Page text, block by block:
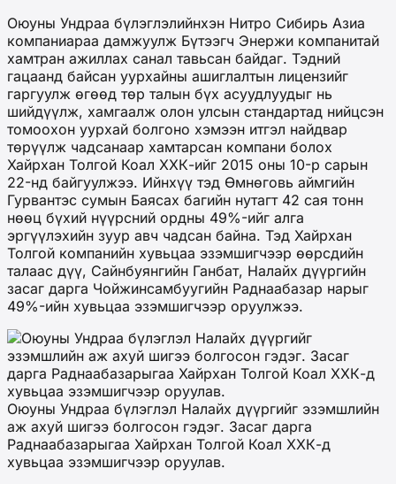
Оюуны Ундраа бүлэглэлийнхэн Нитро Сибирь Азиа
компаниараа дамжуулж Бүтээгч Энержи компанитай
хамтран ажиллах санал тавьсан байдаг. Тэдний
гацаанд байсан уурхайны ашиглалтын лицензийг
гаргуулж өгөөд төр талын бүх асуудлуудыг нь
шийдүүлж, хамгаалж олон улсын стандартад нийцсэн
томоохон уурхай болгоно хэмээн итгэл найдвар
төрүүлж чадсанаар хамтарсан компани болох
Хайрхан Толгой Коал ХХК-ийг 2015 оны 10-р сарын
22-нд байгуулжээ. Ийнхүү тэд Өмнөговь аймгийн
Гурвантэс сумын Баясах багийн нутагт 42 сая тонн
нөөц бүхий нүүрсний ордны 49%-ийг алга
эргүүлэхийн зуур авч чадсан байна. Тэд Хайрхан
Толгой компанийн хувьцаа эзэмшигчээр өөрсдийн
талаас дүү, Сайнбуянгийн Ганбат, Налайх дүүргийн
засаг дарга Чойжинсамбуугийн Раднаабазар нарыг
49%-ийн хувьцаа эзэмшигчээр оруулжээ.
Оюуны Ундраа бүлэглэл Налайх дүүргийг эзэмшлийн
аж ахуй шигээ болгосон гэдэг. Засаг дарга
Раднаабазарыгаа Хайрхан Толгой Коал ХХК-д
хувьцаа эзэмшигчээр оруулав.